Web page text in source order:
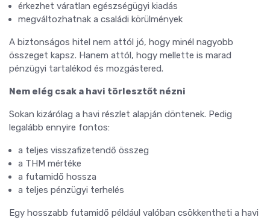
érkezhet váratlan egészségügyi kiadás
megváltozhatnak a családi körülmények
A biztonságos hitel nem attól jó, hogy minél nagyobb
összeget kapsz. Hanem attól, hogy mellette is marad
pénzügyi tartalékod és mozgástered.
Nem elég csak a havi törlesztőt nézni
Sokan kizárólag a havi részlet alapján döntenek. Pedig
legalább ennyire fontos:
a teljes visszafizetendő összeg
a THM mértéke
a futamidő hossza
a teljes pénzügyi terhelés
Egy hosszabb futamidő például valóban csökkentheti a havi